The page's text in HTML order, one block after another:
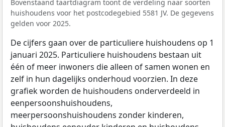
Bovenstaand taartdiagram toont de verdeling naar soorten
huishoudens voor het postcodegebied 5581 JV. De gegevens
gelden voor 2025.
De cijfers gaan over de particuliere huishoudens op 1
januari 2025. Particuliere huishoudens bestaan uit
één of meer inwoners die alleen of samen wonen en
zelf in hun dagelijks onderhoud voorzien. In deze
grafiek worden de huishoudens onderverdeeld in
eenpersoonshuishoudens,
meerpersoonshuishoudens zonder kinderen,